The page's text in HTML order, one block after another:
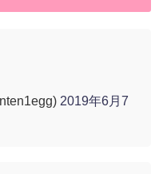
2019年6月7